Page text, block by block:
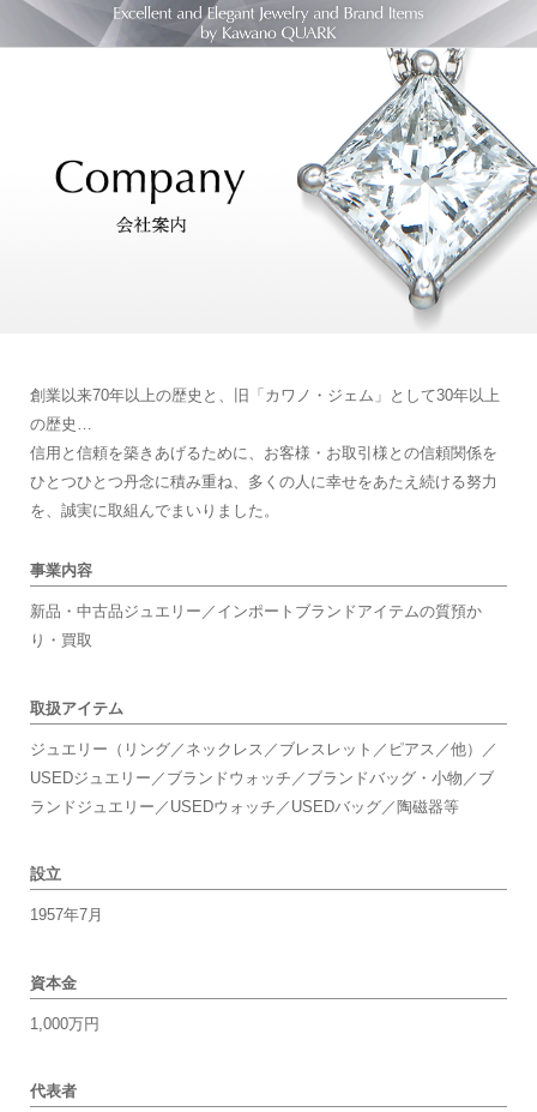
創業以来70年以上の歴史と、旧「カワノ・ジェム」として30年以上
の歴史…
信用と信頼を築きあげるために、お客様・お取引様との信頼関係を
ひとつひとつ丹念に積み重ね、多くの人に幸せをあたえ続ける努力
を、誠実に取組んでまいりました。
事業内容
新品・中古品ジュエリー／インポートブランドアイテムの質預か
り・買取
取扱アイテム
ジュエリー（リング／ネックレス／ブレスレット／ピアス／他）／
USEDジュエリー／ブランドウォッチ／ブランドバッグ・小物／ブ
ランドジュエリー／USEDウォッチ／USEDバッグ／陶磁器等
設立
1957年7月
資本金
1,000万円
代表者